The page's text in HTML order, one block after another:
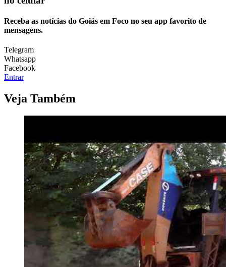
Receba as notícias do Goiás em Foco no seu app favorito de
mensagens.
Telegram
Whatsapp
Facebook
Entrar
Veja Também